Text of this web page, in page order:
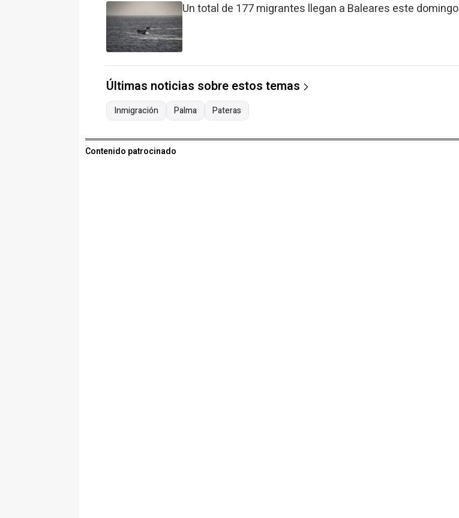
Un total de 177 migrantes llegan a Baleares este domingo
Últimas noticias sobre estos temas
Inmigración Palma Pateras
Contenido patrocinado